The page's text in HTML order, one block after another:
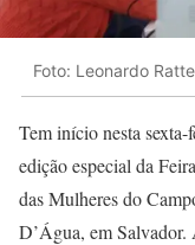
Foto: Leonardo
Tem início nesta
edição especial da
das Mulheres do
D’Água, em